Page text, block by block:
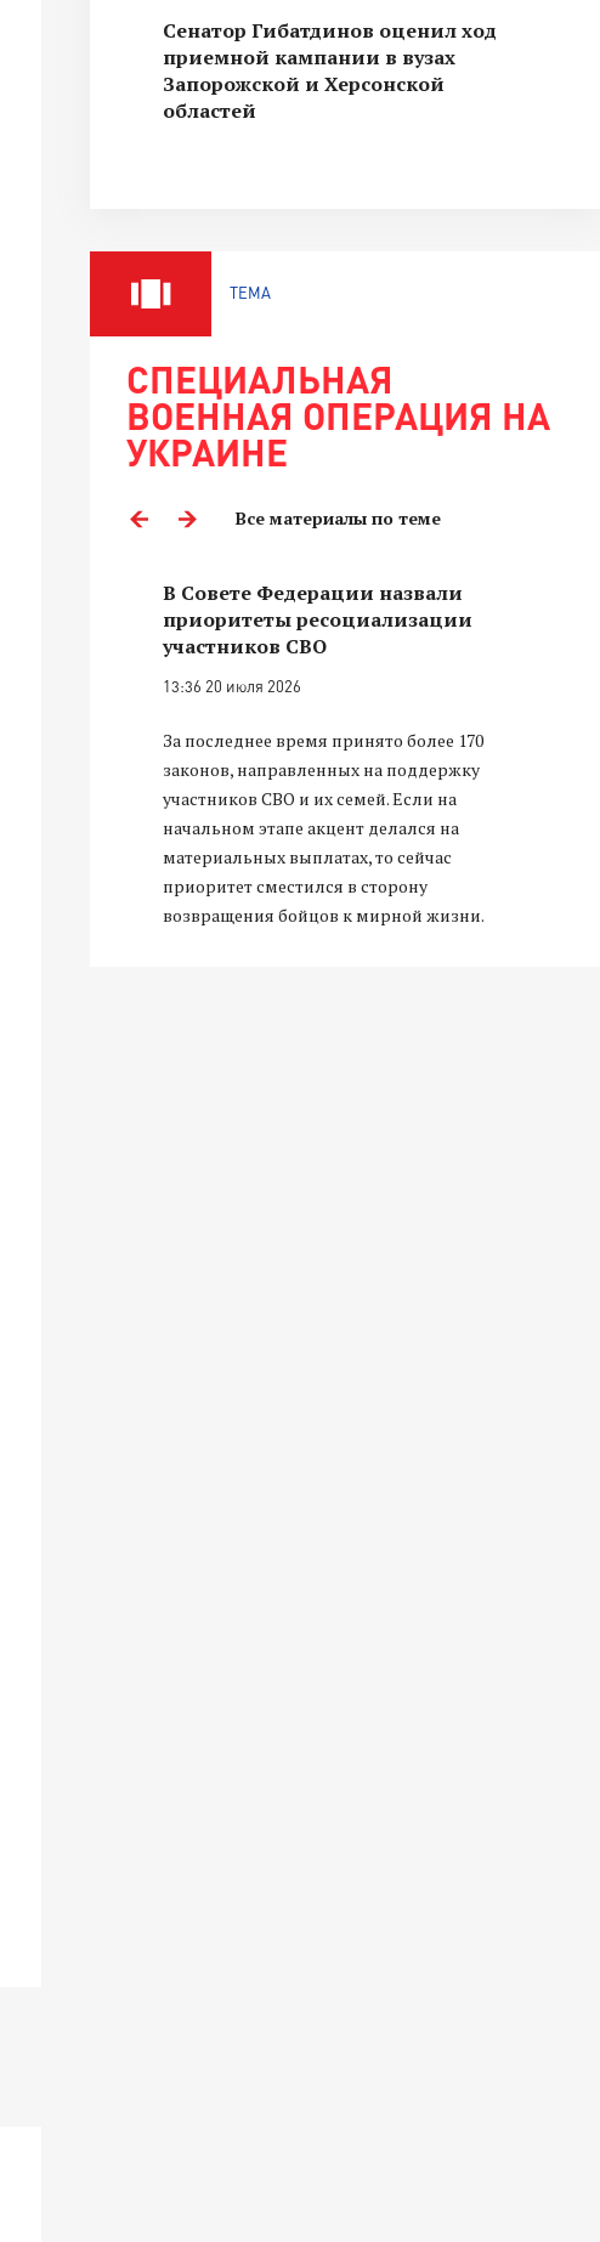
Сенатор Гибатдинов оценил ход
приемной кампании в вузах
Запорожской и Херсонской
областей
ТЕМА
СПЕЦИАЛЬНАЯ
ВОЕННАЯ ОПЕРАЦИЯ НА
УКРАИНЕ
Все материалы по теме
В Совете Федерации назвали
приоритеты ресоциализации
участников СВО
13:36 20 июля 2026
За последнее время принято более 170
законов, направленных на поддержку
участников СВО и их семей. Если на
начальном этапе акцент делался на
материальных выплатах, то сейчас
приоритет сместился в сторону
возвращения бойцов к мирной жизни.